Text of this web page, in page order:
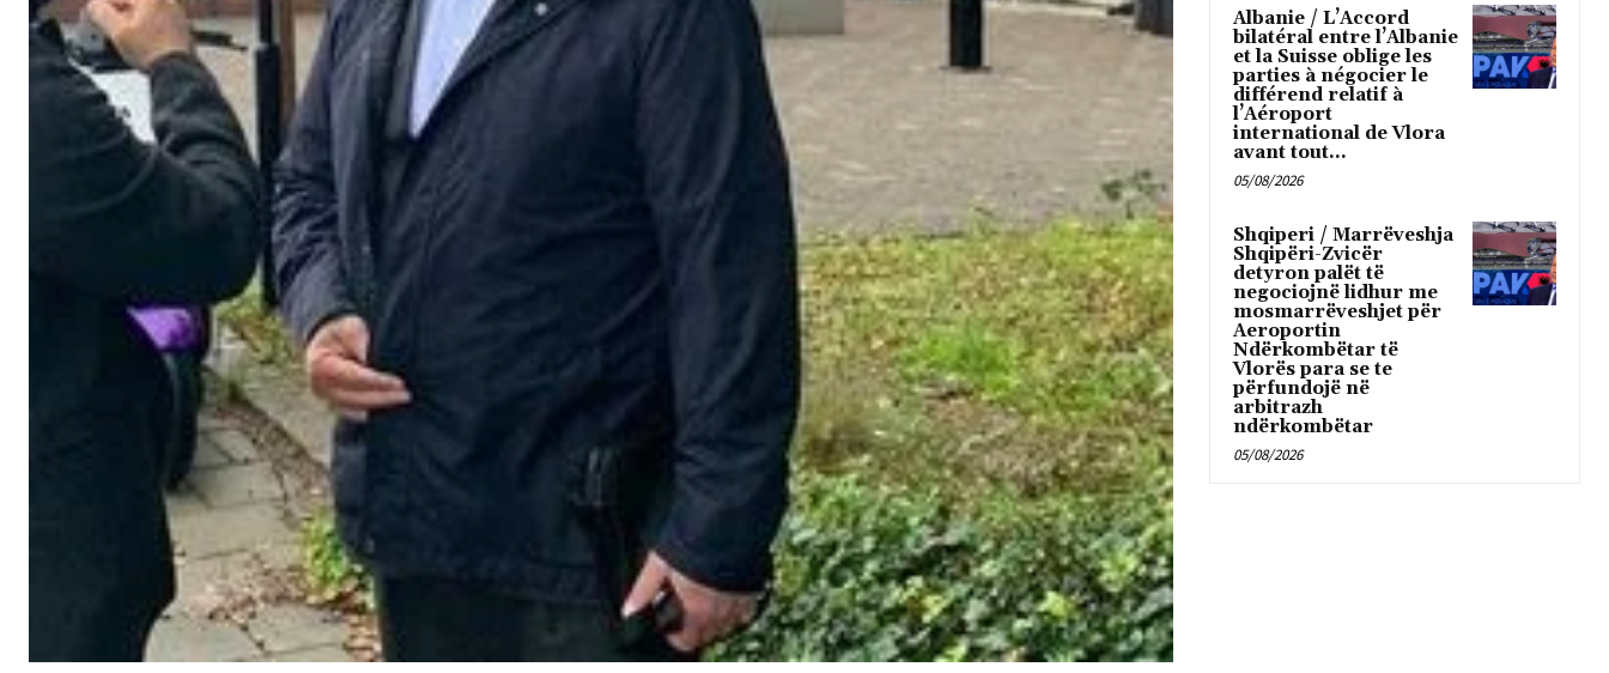
Albanie / L’Accord
bilatéral entre l’Albanie
et la Suisse oblige les
parties à négocier le
différend relatif à
l’Aéroport
international de Vlora
avant tout...
05/08/2026
Shqiperi / Marrëveshja
Shqipëri-Zvicër
detyron palët të
negociojnë lidhur me
mosmarrëveshjet për
Aeroportin
Ndërkombëtar të
Vlorës para se te
përfundojë në
arbitrazh
ndërkombëtar
05/08/2026